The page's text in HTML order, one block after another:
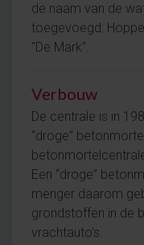
de naam van de
toegevoegd:
"De Mark".
Verbouw
De centrale is in
“droge”
Een “droge”
menger daarom
grondstoffen in de
vrachtauto’s.